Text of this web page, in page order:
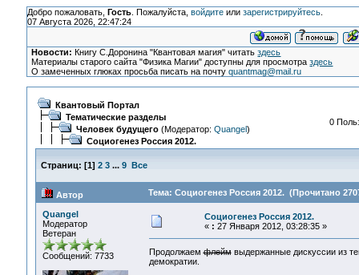
Добро пожаловать, Гость. Пожалуйста, войдитеили зарегистрируйтесь.
07 Августа 2026, 22:47:24
Новости: Книгу С.Доронина "Квантовая магия" читатьздесь
Материалы старого сайта "Физика Магии" доступны для просмотраздесь
О замеченных глюках просьба писать на почтуquantmag@mail.ru
Квантовый Портал
Тематические разделы
Человек будущего(Модератор: Quangel)
Социогенез Россия 2012.
0
Страниц: [1] 2 3 ... 9 Все
Автор Тема: Социогенез Россия 2012. (Прочитано
Quangel
Модератор
Ветеран
Сообщений: 7733
Социогенез Россия 2012.
« : 27 Января 2012, 03:28:35 »
Продолжаемфлеймвыдержанные дискуссии из
демократии.